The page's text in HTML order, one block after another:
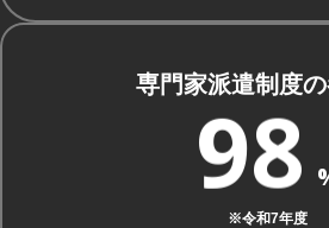
専門家派遣制度
8
9
7
8
※令和7年度